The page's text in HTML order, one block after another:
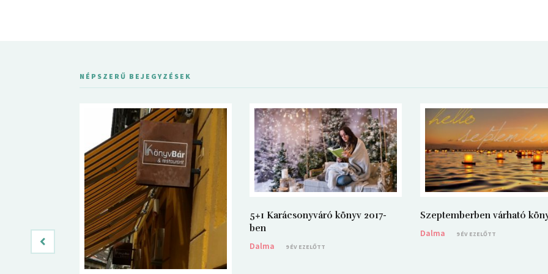
NÉPSZERŰ BEJEGYZÉSEK
5+1 Karácsonyváró könyv 2017-
ben
Dalma
9 ÉV EZELŐTT
Szeptemberben várható
Dalma
9 ÉV EZELŐTT